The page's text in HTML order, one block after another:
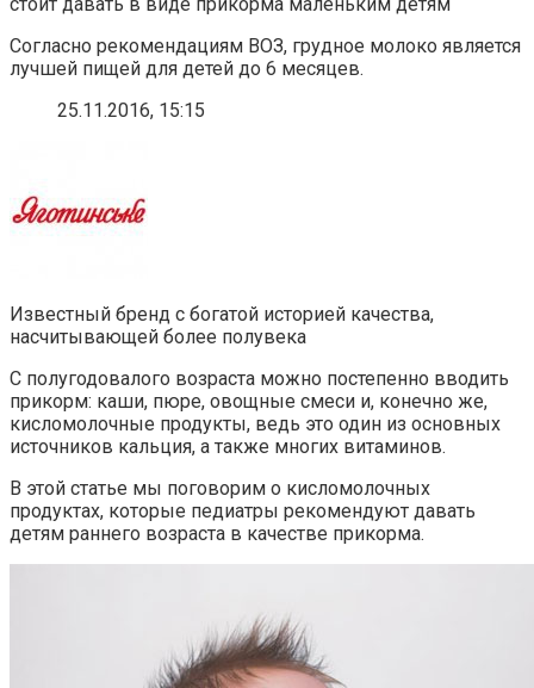
Согласно рекомендациям ВОЗ, грудное молоко является
лучшей пищей для детей до 6 месяцев.
25.11.2016, 15:15
Известный бренд с богатой историей качества,
насчитывающей более полувека
С полугодовалого возраста можно постепенно вводить
прикорм: каши, пюре, овощные смеси и, конечно же,
кисломолочные продукты, ведь это один из основных
источников кальция, а также многих витаминов.
В этой статье мы поговорим о кисломолочных
продуктах, которые педиатры рекомендуют давать
детям раннего возраста в качестве прикорма.